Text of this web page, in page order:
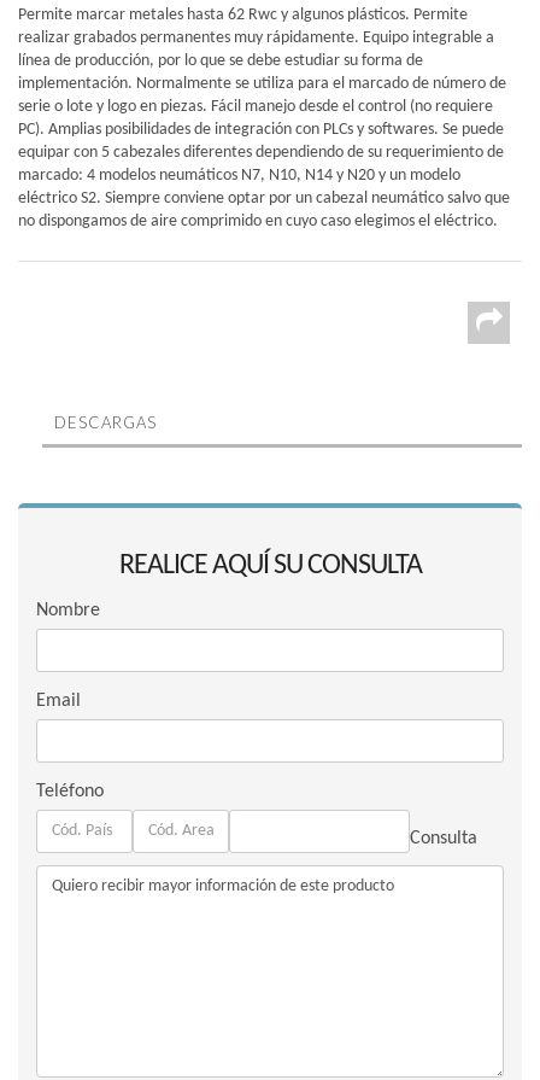
Permite marcar metales hasta 62 Rwc y algunos plásticos. Permite
realizar grabados permanentes muy rápidamente. Equipo integrable a
línea de producción, por lo que se debe estudiar su forma de
implementación. Normalmente se utiliza para el marcado de número de
serie o lote y logo en piezas. Fácil manejo desde el control (no requiere
PC). Amplias posibilidades de integración con PLCs y softwares. Se puede
equipar con 5 cabezales diferentes dependiendo de su requerimiento de
marcado: 4 modelos neumáticos N7, N10, N14 y N20 y un modelo
eléctrico S2. Siempre conviene optar por un cabezal neumático salvo que
no dispongamos de aire comprimido en cuyo caso elegimos el eléctrico.
DESCARGAS
REALICE AQUÍ SU CONSULTA
Nombre
Email
Teléfono
Consulta